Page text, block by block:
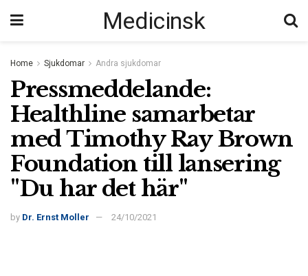
Medicinsk
Home Sjukdomar Andra sjukdomar
Pressmeddelande:
Healthline samarbetar
med Timothy Ray Brown
Foundation till lansering
"Du har det här"
by Dr. Ernst Moller 24/10/2021